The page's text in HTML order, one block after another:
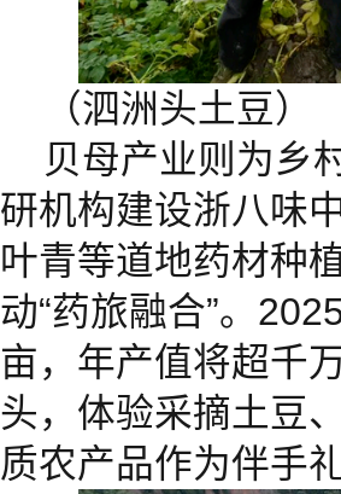
（泗洲头土豆）
贝母产业则为乡
研机构建设浙八味
叶青等道地药材种
动“药旅融合”。
亩，年产值将超千
头，体验采摘土豆
质农产品作为伴手礼